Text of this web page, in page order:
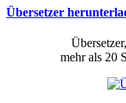
Übersetzer
mehr als 20